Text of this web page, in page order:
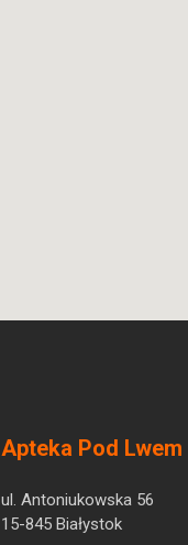
Apteka Pod Lwem
ul. Antoniukowska 56
15-845 Białystok